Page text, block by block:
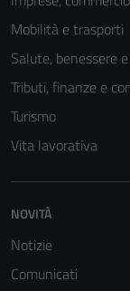
Mobilità e trasporti
Salute, benessere
Tributi, finanze e
Turismo
Vita lavorativa
NOVITÀ
Notizie
Comunicati